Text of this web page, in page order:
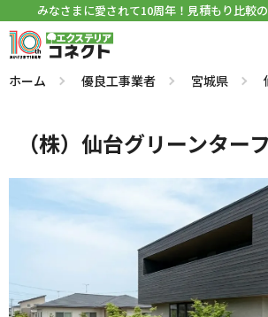
みなさまに愛されて10周年！見積もり比較
ホーム 優良工事業者 宮城県
（株）仙台グリーンターフ